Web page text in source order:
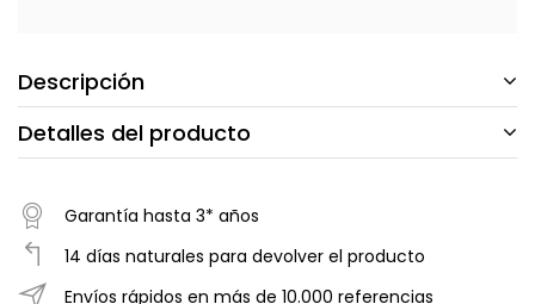
Descripción
Detalles del producto
Garantía hasta 3* años
14 días naturales para devolver el producto
Envíos rápidos en más de 10.000 referencias